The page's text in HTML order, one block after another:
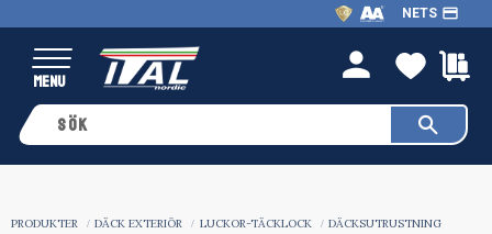
Meny
NETS payment
person
PRODUKTER DÄCK EXTERIÖR LUCKOR-TÄCKLOCK DÄCKSUTRUSTNING